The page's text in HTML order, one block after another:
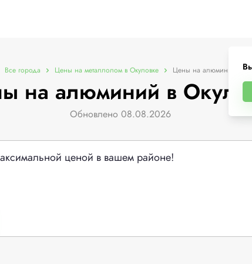
Все города Цены на металлолом в Окуловке Цены на алюминий
на алюминий в
Обновлено 08.08.2026
ценой в вашем районе!